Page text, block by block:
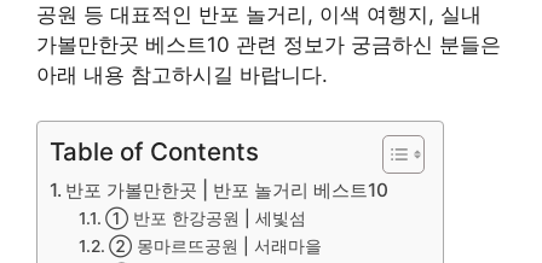
공원 등 대표적인 반포 놀거리, 이색 여행지, 실내
가볼만한곳 베스트10 관련 정보가 궁금하신 분들은
아래 내용 참고하시길 바랍니다.
Table of Contents
반포 가볼만한곳 | 반포 놀거리 베스트10
① 반포 한강공원 | 세빛섬
② 몽마르뜨공원 | 서래마을